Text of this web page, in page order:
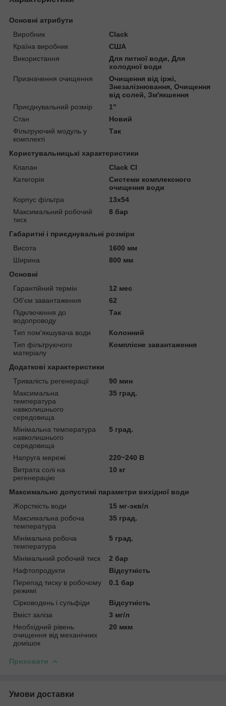
Основні атрибути
Виробник
Clack
Країна виробник
США
Використання
Для питної води, Для
холодної води
Призначення очищення
Очищення від іржі,
Знезалізнювання, Очищення
від солей, Зм'якшення
Приєднувальний розмір
1"
Стан
Новий
Фільтруючий модуль у
комплекті
Так
Користувальницькі характеристики
Клапан
Clack CI
Категорія
Системи комплексного
очищення води
Корпус фільтра
13x54
Максимальний робочий
тиск
8 бар
Габаритні і приєднувальні розміри
Висота
1600 мм
Ширина
800 мм
Основні
Гарантійний термін
12 мес
Об'єм завантаження
62
Підключення до
водопроводу
Так
Тип пом'якшувача води
Колонний
Тип фільтруючого
матеріалу
Комплісне завантаження
Додаткові характеристики
Тривалість регенерації
90 мин
Максимальна
температура
навколишнього
середовища
35 град.
Мінімальна температура
навколишнього
середовища
5 град.
Напруга мережі
220~240 В
Витрата солі на
регенерацію
10 кг
Максимально допустимі параметри вихідної води
Жорсткість води
15 мг-экв/л
Максимальна робоча
температура
35 град.
Мінімальна робоча
температура
5 град.
Мінімальний робочий тиск
2 бар
Нафтопродукти
Відсутність
Перепад тиску в робочому
режимі
0.1 бар
Сірководень і сульфіди
Відсутність
Вміст заліза
3 мг/л
Необхідний рівень
очищення від механічних
домішок
20 мкм
Приховати
Умови доставки